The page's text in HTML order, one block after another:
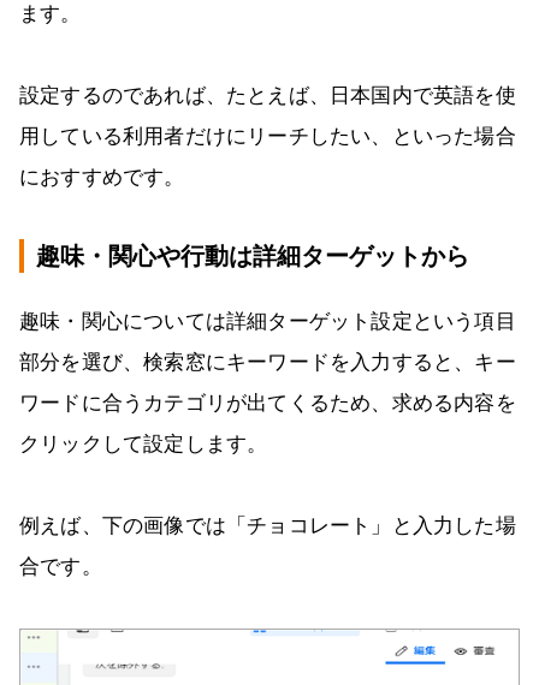
ます。
設定するのであれば、たとえば、日本国内で英語を使
用している利用者だけにリーチしたい、といった場合
におすすめです。
趣味・関心や行動は詳細ターゲットから
趣味・関心については詳細ターゲット設定という項目
部分を選び、検索窓にキーワードを入力すると、キー
ワードに合うカテゴリが出てくるため、求める内容を
クリックして設定します。
例えば、下の画像では「チョコレート」と入力した場
合です。